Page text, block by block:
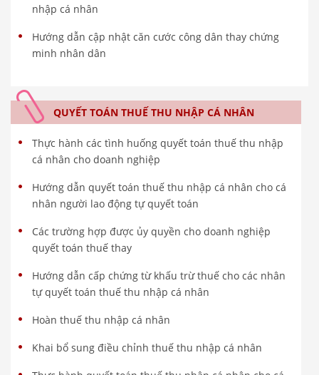
nhập cá nhân
Hướng dẫn cập nhật căn cước công dân thay chứng
minh nhân dân
QUYẾT TOÁN THUẾ THU NHẬP CÁ NHÂN
Thực hành các tình huống quyết toán thuế thu nhập
cá nhân cho doanh nghiệp
Hướng dẫn quyết toán thuế thu nhập cá nhân cho cá
nhân người lao động tự quyết toán
Các trường hợp được ủy quyền cho doanh nghiệp
quyết toán thuế thay
Hướng dẫn cấp chứng từ khấu trừ thuế cho các nhân
tự quyết toán thuế thu nhập cá nhân
Hoàn thuế thu nhập cá nhân
Khai bổ sung điều chỉnh thuế thu nhập cá nhân